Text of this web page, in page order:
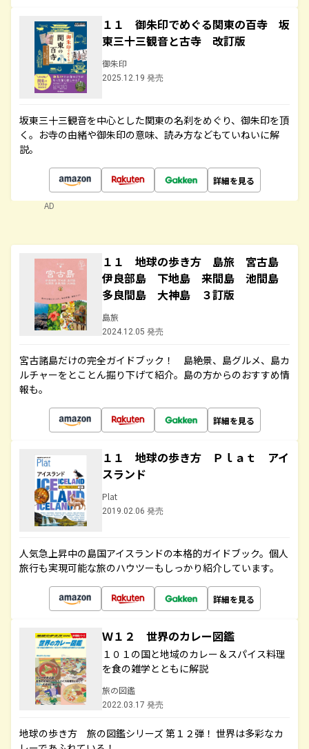
１１ 御朱印でめぐる関東の百寺 坂
東三十三観音と古寺 改訂版
御朱印
2025.12.19 発売
坂東三十三観音を中心とした関東の名刹をめぐり、御朱印を頂
く。お寺の由緒や御朱印の意味、読み方などもていねいに解
説。
詳細を見る
AD
１１ 地球の歩き方 島旅 宮古島
伊良部島 下地島 来間島 池間島
多良間島 大神島 ３訂版
島旅
2024.12.05 発売
宮古諸島だけの完全ガイドブック！ 島絶景、島グルメ、島カ
ルチャーをとことん掘り下げて紹介。島の方からのおすすめ情
報も。
詳細を見る
１１ 地球の歩き方 Ｐｌａｔ アイ
スランド
Plat
2019.02.06 発売
人気急上昇中の島国アイスランドの本格的ガイドブック。個人
旅行も実現可能な旅のハウツーもしっかり紹介しています。
詳細を見る
Ｗ１２ 世界のカレー図鑑
１０１の国と地域のカレー＆スパイス料理
を食の雑学とともに解説
旅の図鑑
2022.03.17 発売
地球の歩き方 旅の図鑑シリーズ 第１２弾！ 世界は多彩なカ